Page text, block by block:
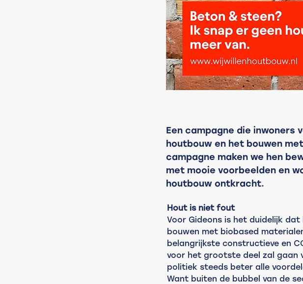
Een campagne die inwoners
houtbouw en het bouwen
campagne maken we hen
met mooie voorbeelden en
houtbouw ontkracht.
Hout is niet fout
Voor Gideons is het duidelijk
bouwen met biobased
belangrijkste constructieve en
voor het grootste deel zal gaan
politiek steeds beter alle
Want buiten de bubbel van de